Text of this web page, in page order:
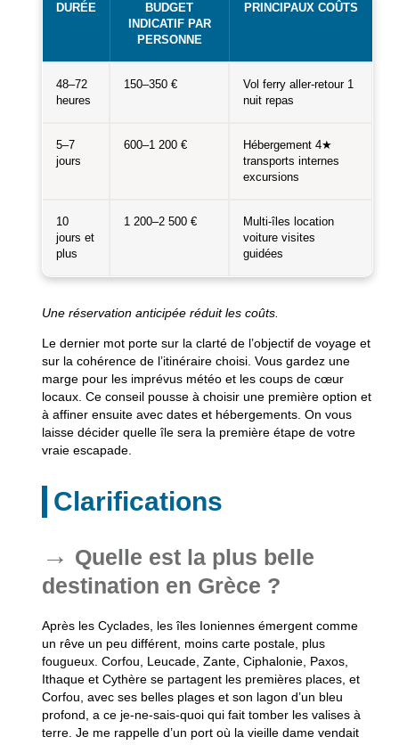
DURÉE
BUDGET
INDICATIF PAR
PERSONNE
PRINCIPAUX COÛTS
48–72
heures
150–350 €
Vol ferry aller-retour 1
nuit repas
5–7
jours
600–1 200 €
Hébergement 4★
transports internes
excursions
10
jours et
plus
1 200–2 500 €
Multi-îles location
voiture visites
guidées
Une réservation anticipée réduit les coûts.
Le dernier mot porte sur la clarté de l’objectif de voyage et
sur la cohérence de l’itinéraire choisi. Vous gardez une
marge pour les imprévus météo et les coups de cœur
locaux. Ce conseil pousse à choisir une première option et
à affiner ensuite avec dates et hébergements. On vous
laisse décider quelle île sera la première étape de votre
vraie escapade.
Clarifications
Quelle est la plus belle
destination en Grèce ?
Après les Cyclades, les îles Ioniennes émergent comme
un rêve un peu différent, moins carte postale, plus
fougueux. Corfou, Leucade, Zante, Ciphalonie, Paxos,
Ithaque et Cythère se partagent les premières places, et
Corfou, avec ses belles plages et son lagon d’un bleu
profond, a ce je-ne-sais-quoi qui fait tomber les valises à
terre. Je me rappelle d’un port où la vieille dame vendait